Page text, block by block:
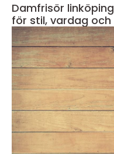
Damfrisör linköping så hittar du rätt salong
för stil, vardag